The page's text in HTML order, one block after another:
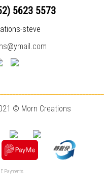
5623 5573
steve
© Morn Creations
Payments